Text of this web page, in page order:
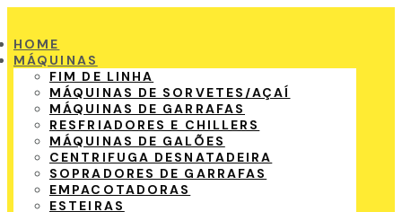
HOME
MÁQUINAS
FIM DE LINHA
MÁQUINAS DE SORVETES/AÇAÍ
MÁQUINAS DE GARRAFAS
RESFRIADORES E CHILLERS
MÁQUINAS DE GALÕES
CENTRIFUGA DESNATADEIRA
SOPRADORES DE GARRAFAS
EMPACOTADORAS
ESTEIRAS